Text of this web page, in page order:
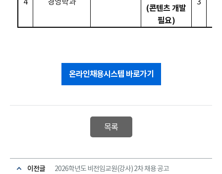
(콘텐츠 개발
필요)
온라인채용시스템 바로가기
목록
이전글 2026학년도 비전임교원(강사) 2차 채용 공고